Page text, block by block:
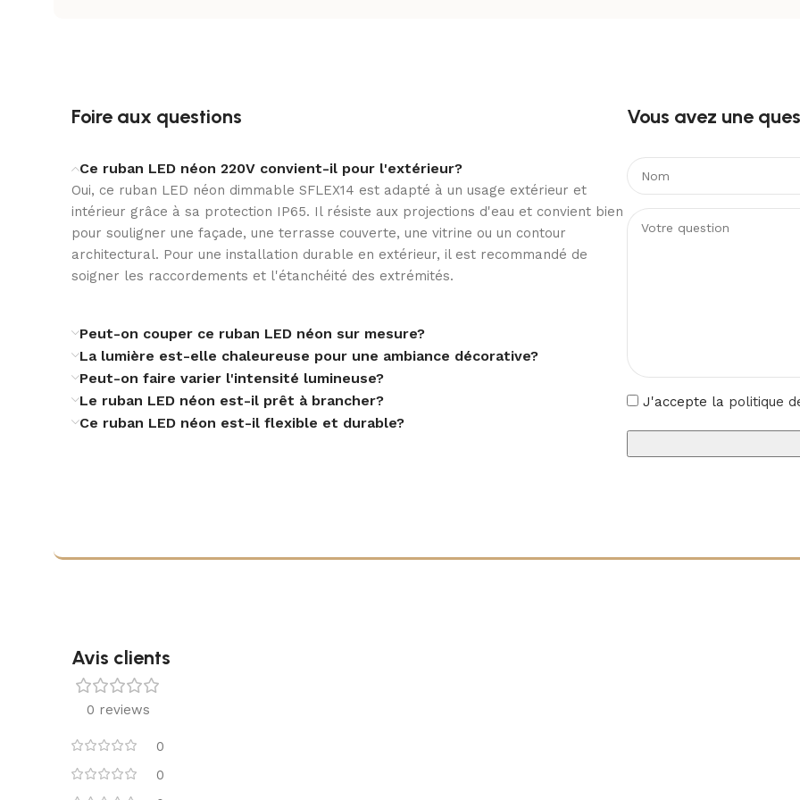
NOMBRE DE LED PAR MÈTRE 120 led/m
PUISSANCE PAR MÈTRE
TEMPÉRATURE DE COULEUR
INCLUS Câble rectificateur
WIFI
néon trouve ainsi
Conçu pour fonctionner
°C, il répond aux
électrique II renforce
pour les installations
lumineuse stable dans le
Les certifications CE,
une assurance
néon 220V constitue une
Foire aux questions
Ce ruban LED néon 220V convient-il pour l'extérieur?
Oui, ce ruban LED néon dimmable SFLEX14 est adapté à un usage extérieur et
intérieur grâce à sa protection IP65. Il résiste aux projections d'eau et convient bien
pour souligner une façade, une terrasse couverte, une vitrine ou un contour
architectural. Pour une installation durable en extérieur, il est recommandé de
soigner les raccordements et l'étanchéité des extrémités.
Peut-on couper ce ruban LED néon sur mesure?
La lumière est-elle chaleureuse pour une ambiance décorative?
Peut-on faire varier l'intensité lumineuse?
Le ruban LED néon est-il prêt à brancher?
Ce ruban LED néon est-il flexible et durable?
Vous avez une
J'accepte la politique
Avis clients
0 reviews
0
0